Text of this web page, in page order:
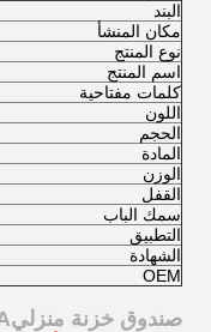
البند
مكان المنشأ
نوع المنتج
اسم المنتج
كلمات مفتاحية
اللون
الحجم
المادة
الوزن
القفل
سمك الباب
التطبيق
الشهادة
OEM
صندوق خزنة منزلي